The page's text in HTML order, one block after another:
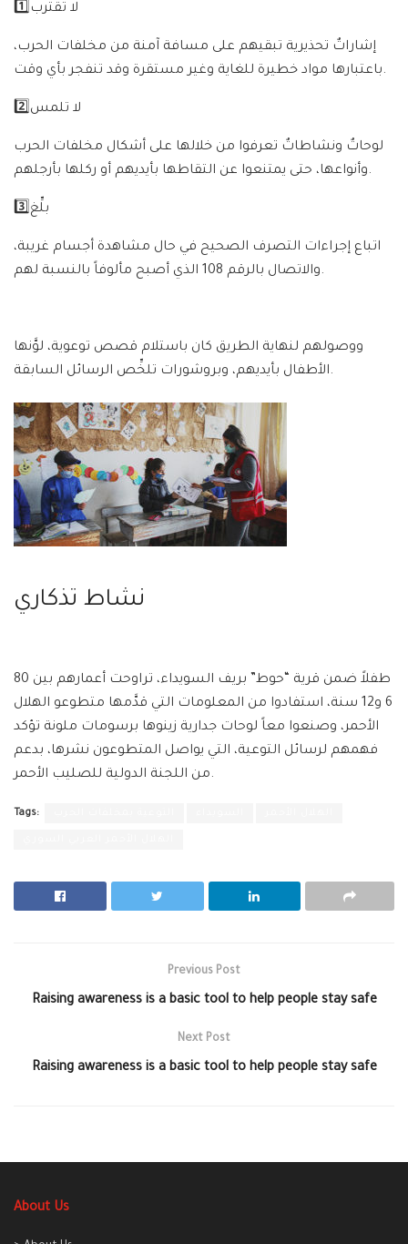
1️⃣لا تقترب
إشاراتٌ تحذيرية تبقيهم على مسافة آمنة من مخلفات الحرب،
باعتبارها مواد خطيرة للغاية وغير مستقرة وقد تنفجر بأي وقت.
2️⃣لا تلمس
لوحاتٌ ونشاطاتٌ تعرفوا من خلالها على أشكال مخلفات الحرب
وأنواعها، حتى يمتنعوا عن التقاطها بأيديهم أو ركلها بأرجلهم.
3️⃣بلِّغ
اتباع إجراءات التصرف الصحيح في حال مشاهدة أجسام غريبة،
والاتصال بالرقم 108 الذي أصبح مألوفاً بالنسبة لهم.
ووصولهم لنهاية الطريق كان باستلام قصص توعوية، لوَّنها
الأطفال بأيديهم، وبروشورات تلخِّص الرسائل السابقة.
نشاط تذكاري
80 طفلاً ضمن قرية “حوط” بريف السويداء، تراوحت أعمارهم بين
6 و12 سنة، استفادوا من المعلومات التي قدَّمها متطوعو الهلال
الأحمر، وصنعوا معاً لوحات جدارية زينوها برسومات ملونة تؤكد
فهمهم لرسائل التوعية، التي يواصل المتطوعون نشرها، بدعم
من اللجنة الدولية للصليب الأحمر.
Tags:
Previous Post
Raising awareness is a basic tool to help people stay safe
Next Post
Raising awareness is a basic tool to help people stay safe
About Us